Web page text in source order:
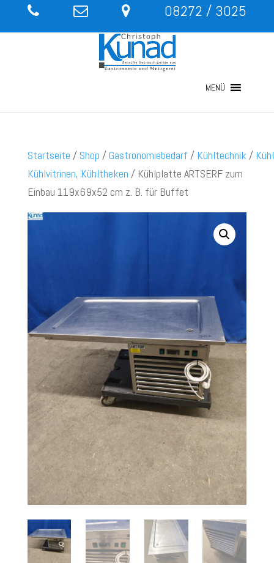
08272 / 3025
MENÜ
Startseite / Shop /Gastronomiebedarf / Kühltechnik /
Kühlvitrinen, Kühltheken / Kühlplatte ARTSERF zum
Einbau 119x69x52 cm z. B. für Buffet